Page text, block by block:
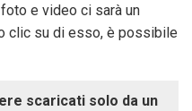
e video ci sarà un
clic su di esso, è possibile
scaricati solo da un